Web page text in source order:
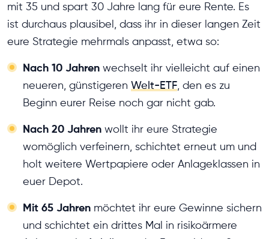
mit 35 und spart 30 Jahre lang für eure Rente. Es
ist durchaus plausibel, dass ihr in dieser langen Zeit
eure Strategie mehrmals anpasst, etwa so:
Nach 10 Jahren wechselt ihr vielleicht auf einen
neueren, günstigeren Welt-ETF, den es zu
Beginn eurer Reise noch gar nicht gab.
Nach 20 Jahren wollt ihr eure Strategie
womöglich verfeinern, schichtet erneut um und
holt weitere Wertpapiere oder Anlageklassen in
euer Depot.
Mit 65 Jahren möchtet ihr eure Gewinne sichern
und schichtet ein drittes Mal in risikoärmere